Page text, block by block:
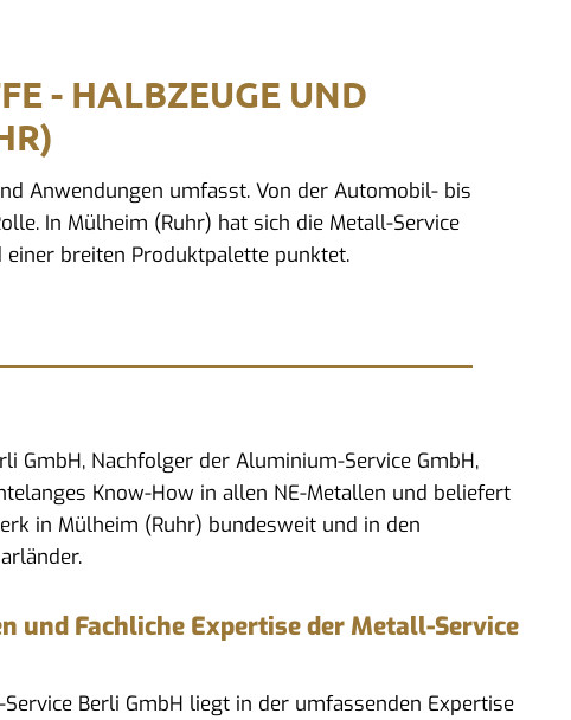
- HALBZEUGE UND
Anwendungen umfasst. Von der Automobil- bis
In Mülheim (Ruhr) hat sich die Metall-Service
breiten Produktpalette punktet.
GmbH, Nachfolger der Aluminium-Service GmbH,
Know-How in allen NE-Metallen und beliefert
in Mülheim (Ruhr) bundesweit und in den
und Fachliche Expertise der Metall-Service
Berli GmbH liegt in der umfassenden Expertise